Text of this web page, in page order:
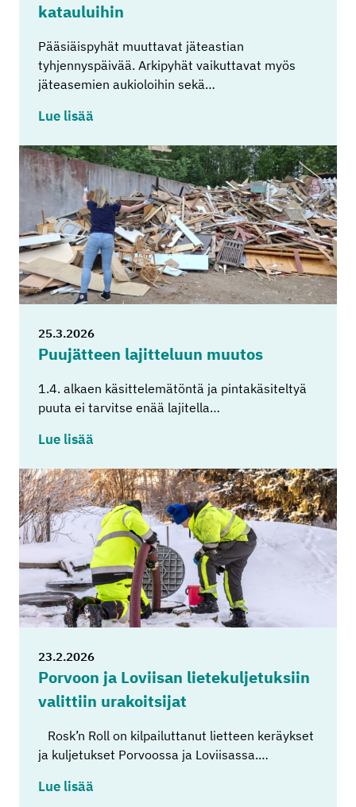
ka­tau­lui­hin
Pääsiäispyhät muuttavat jäteastian
tyhjennyspäivää. Arkipyhät vaikuttavat myös
jäteasemien aukioloihin sekä…
Lue lisää
25.3.2026
Puu­jät­teen la­jit­te­luun muu­tos
1.4. alkaen käsittelemätöntä ja pintakäsiteltyä
puuta ei tarvitse enää lajitella…
Lue lisää
23.2.2026
Por­voon ja Lo­vii­san lie­te­kul­je­tuk­siin
va­lit­tiin ura­koit­si­jat
Rosk’n Roll on kilpailuttanut lietteen keräykset
ja kuljetukset Porvoossa ja Loviisassa.…
Lue lisää